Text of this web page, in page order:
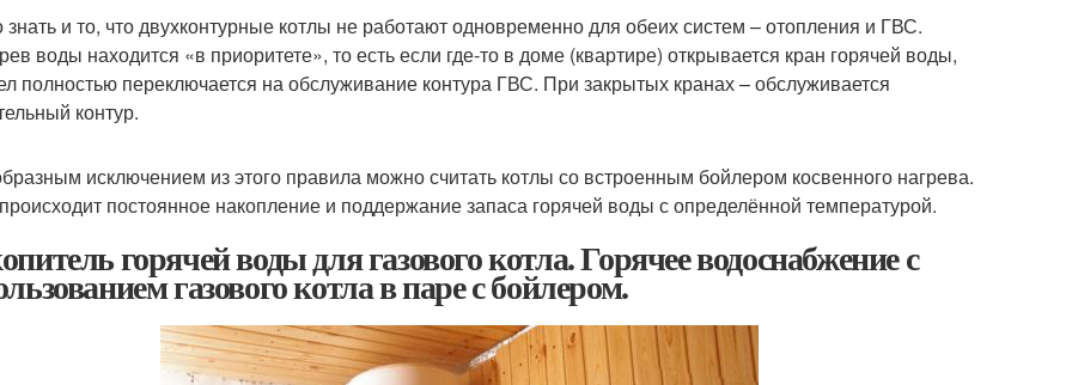
и то, что двухконтурные котлы не работают одновременно для обеих систем – отопления и ГВС.
воды находится «в приоритете», то есть если где-то в доме (квартире) открывается кран горячей воды,
полностью переключается на обслуживание контура ГВС. При закрытых кранах – обслуживается
контур.
исключением из этого правила можно считать котлы со встроенным бойлером косвенного нагрева.
постоянное накопление и поддержание запаса горячей воды с определённой температурой.
горячей воды для газового котла. Горячее водоснабжение с
газового котла в паре с бойлером.